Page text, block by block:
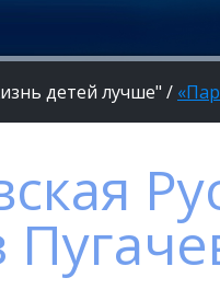
детей лучше" /